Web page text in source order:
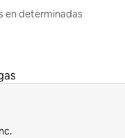
en determinadas